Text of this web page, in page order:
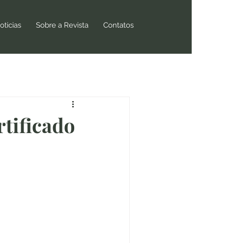
Sobre a Revista Contatos